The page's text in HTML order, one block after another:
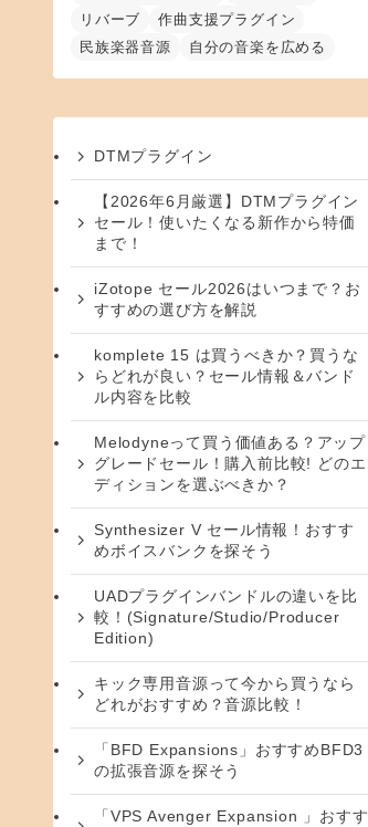
リバーブ
作曲支援プラグイン
民族楽器音源
自分の音楽を広める
DTMプラグイン
【2026年6月厳選】DTMプラグイン
セール！使いたくなる新作から特価
まで！
iZotope セール2026はいつまで？お
すすめの選び方を解説
komplete 15 は買うべきか？買うな
らどれが良い？セール情報＆バンド
ル内容を比較
Melodyneって買う価値ある？アップ
グレードセール！購入前比較! どのエ
ディションを選ぶべきか？
Synthesizer V セール情報！おすす
めボイスバンクを探そう
UADプラグインバンドルの違いを比
較！(Signature/Studio/Producer
Edition)
キック専用音源って今から買うなら
どれがおすすめ？音源比較！
「BFD Expansions」おすすめBFD3
の拡張音源を探そう
「VPS Avenger Expansion 」おすす